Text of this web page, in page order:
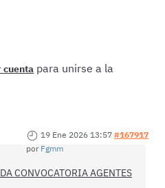
cuenta para unirse a la
19 Ene 2026 13:57 #167917
por Fgmm
CONVOCATORIA AGENTES